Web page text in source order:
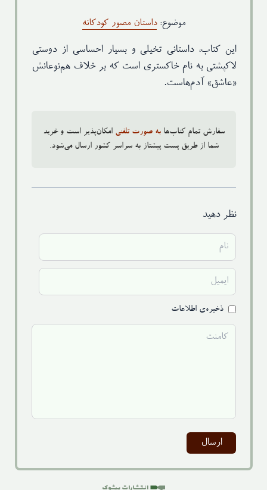
وزیری- وزن ۸۵ گرم
نوبت چاپ
چاپ اول: زمستان ۱۴۰۰
ویراستار
آزاده امیری
طراح
موضوع:داستان مصور کودکانه
این کتاب، داستانی تخیلی و بسیار احساسی از دوستی
لاکپشتی به نام خاکستری است که بر خلاف هم‌نوعانش
«عاشق» آدم‌هاست.
سفارش تمام کتاب‌ها به صورت تلفنی امکان‌پذیر است و خرید
شما از طریق پست پیشتاز به سراسر کشور ارسال می‌شود.
نظر دهید
ذخیره‌ی اطلاعات